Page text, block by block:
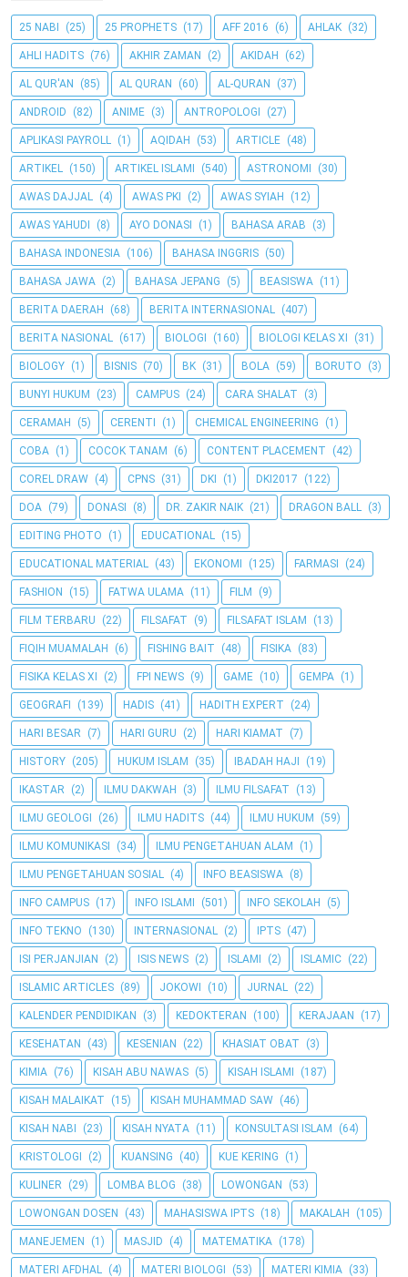
25 NABI (25) 25 PROPHETS (17) AFF 2016 (6) AHLAK (32)
AHLI HADITS (76) AKHIR ZAMAN (2) AKIDAH (62)
AL QUR'AN (85) AL QURAN (60) AL-QURAN (37)
ANDROID (82) ANIME (3) ANTROPOLOGI (27)
APLIKASI PAYROLL (1) AQIDAH (53) ARTICLE (48)
ARTIKEL (150) ARTIKEL ISLAMI (540) ASTRONOMI (30)
AWAS DAJJAL (4) AWAS PKI (2) AWAS SYIAH (12)
AWAS YAHUDI (8) AYO DONASI (1) BAHASA ARAB (3)
BAHASA INDONESIA (106) BAHASA INGGRIS (50)
BAHASA JAWA (2) BAHASA JEPANG (5) BEASISWA (11)
BERITA DAERAH (68) BERITA INTERNASIONAL (407)
BERITA NASIONAL (617) BIOLOGI (160) BIOLOGI KELAS XI (31)
BIOLOGY (1) BISNIS (70) BK (31) BOLA (59) BORUTO (3)
BUNYI HUKUM (23) CAMPUS (24) CARA SHALAT (3)
CERAMAH (5) CERENTI (1) CHEMICAL ENGINEERING (1)
COBA (1) COCOK TANAM (6) CONTENT PLACEMENT (42)
COREL DRAW (4) CPNS (31) DKI (1) DKI2017 (122)
DOA (79) DONASI (8) DR. ZAKIR NAIK (21) DRAGON BALL (3)
EDITING PHOTO (1) EDUCATIONAL (15)
EDUCATIONAL MATERIAL (43) EKONOMI (125) FARMASI (24)
FASHION (15) FATWA ULAMA (11) FILM (9)
FILM TERBARU (22) FILSAFAT (9) FILSAFAT ISLAM (13)
FIQIH MUAMALAH (6) FISHING BAIT (48) FISIKA (83)
FISIKA KELAS XI (2) FPI NEWS (9) GAME (10) GEMPA (1)
GEOGRAFI (139) HADIS (41) HADITH EXPERT (24)
HARI BESAR (7) HARI GURU (2) HARI KIAMAT (7)
HISTORY (205) HUKUM ISLAM (35) IBADAH HAJI (19)
IKASTAR (2) ILMU DAKWAH (3) ILMU FILSAFAT (13)
ILMU GEOLOGI (26) ILMU HADITS (44) ILMU HUKUM (59)
ILMU KOMUNIKASI (34) ILMU PENGETAHUAN ALAM (1)
ILMU PENGETAHUAN SOSIAL (4) INFO BEASISWA (8)
INFO CAMPUS (17) INFO ISLAMI (501) INFO SEKOLAH (5)
INFO TEKNO (130) INTERNASIONAL (2) IPTS (47)
ISI PERJANJIAN (2) ISIS NEWS (2) ISLAMI (2) ISLAMIC (22)
ISLAMIC ARTICLES (89) JOKOWI (10) JURNAL (22)
KALENDER PENDIDIKAN (3) KEDOKTERAN (100) KERAJAAN (17)
KESEHATAN (43) KESENIAN (22) KHASIAT OBAT (3)
KIMIA (76) KISAH ABU NAWAS (5) KISAH ISLAMI (187)
KISAH MALAIKAT (15) KISAH MUHAMMAD SAW (46)
KISAH NABI (23) KISAH NYATA (11) KONSULTASI ISLAM (64)
KRISTOLOGI (2) KUANSING (40) KUE KERING (1)
KULINER (29) LOMBA BLOG (38) LOWONGAN (53)
LOWONGAN DOSEN (43) MAHASISWA IPTS (18) MAKALAH (105)
MANEJEMEN (1) MASJID (4) MATEMATIKA (178)
MATERI AFDHAL (4) MATERI BIOLOGI (53) MATERI KIMIA (33)